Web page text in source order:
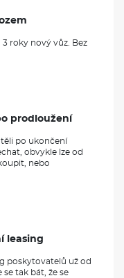
3 roky nový vůz. Bez
prodloužení
po ukončení
obvykle lze od
nebo
leasing
poskytovatelů už od
tak bát, že se